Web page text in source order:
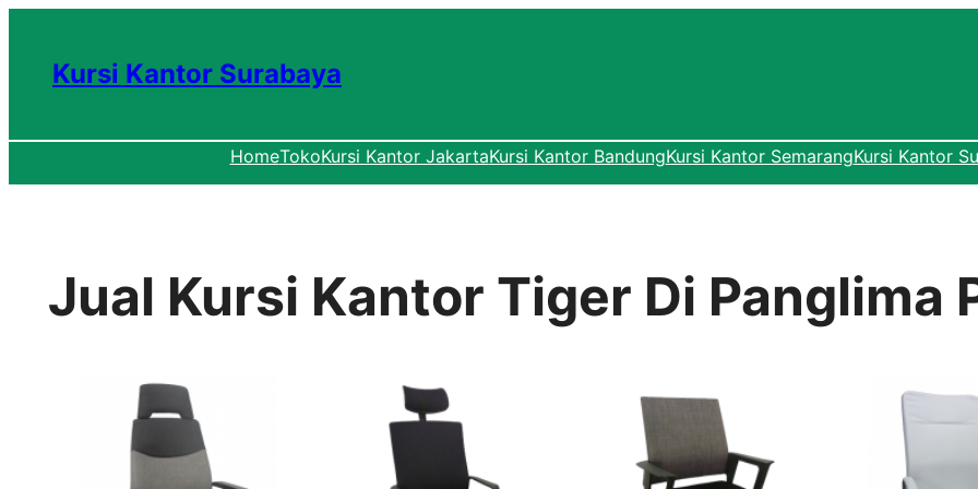
Kursi Kantor Surabaya
HomeTokoKursi Kantor JakartaKursi Kantor BandungKursi Kantor SemarangKursi Kantor
Jual Kursi Kantor Tiger Di Panglima